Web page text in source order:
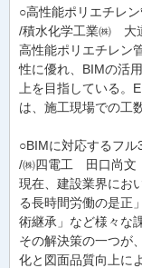
○高性能ポリエチレ
/積水化学工業㈱ 大
高性能ポリエチレン
性に優れ、BIMの活
上を目指している。
は、施工現場での工
○BIMに対応するフ
/㈱四電工 田口尚文
現在、建設業界にお
る長時間労働の是正
術継承」など様々な
その解決策の一つが
化と図面品質向上に